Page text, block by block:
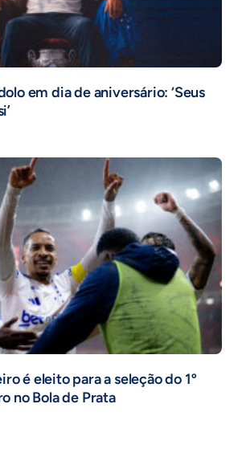
em dia de aniversário: ‘Seus
é eleito para a seleção do 1º
no Bola de Prata